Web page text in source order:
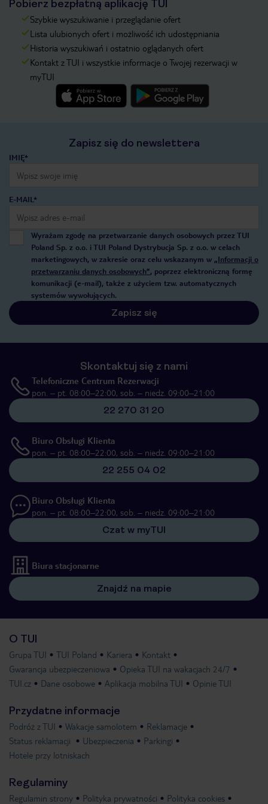
Pobierz bezpłatną aplikację TUI
Szybkie wyszukiwanie i przeglądanie ofert
Lista ulubionych ofert i możliwość ich udostępniania
Historia wyszukiwań i ostatnio oglądanych ofert
Kontakt z TUI i wszystkie informacje o Twojej rezerwacji w
myTUI
Zapisz się do newslettera
IMIĘ*
E-MAIL*
Wyrażam zgodę na przetwarzanie danych osobowych przez TUI
Poland Sp. z o.o. i TUI Poland Dystrybucja Sp. z o.o. w celach
marketingowych, w zakresie oraz celu wskazanym w „Informacji o
przetwarzaniu danych osobowych”, poprzez elektroniczną formę
komunikacji (e-mail), także z użyciem tzw. automatycznych
systemów wywołujących.
Zapisz się
Skontaktuj się z nami
Telefoniczne Centrum Rezerwacji
pon. – pt. 08:00–22:00, sob. – niedz. 09:00–21:00
22 270 31 20
Biuro Obsługi Klienta
pon. – pt. 08:00–22:00, sob. – niedz. 09:00–21:00
22 255 04 02
Biuro Obsługi Klienta
pon. – pt. 08:00–22:00, sob. – niedz. 09:00–21:00
Czat w myTUI
Biura stacjonarne
Znajdź na mapie
O TUI
Grupa TUI TUI Poland Kariera
Kontakt
Gwarancja ubezpieczeniowa
Opieka TUI na wakacjach 24/7
TUI.cz
Dane osobowe Aplikacja mobilna TUI Opinie TUI
Przydatne informacje
Podróż z TUI Wakacje samolotem
Reklamacje
Status reklamacji
Ubezpieczenia
Parkingi
Hotele przy lotniskach
Regulaminy
Regulamin strony Polityka prywatności Polityka cookies